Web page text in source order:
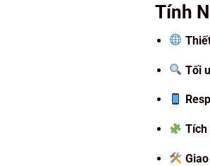
Tính
Tối
Tích